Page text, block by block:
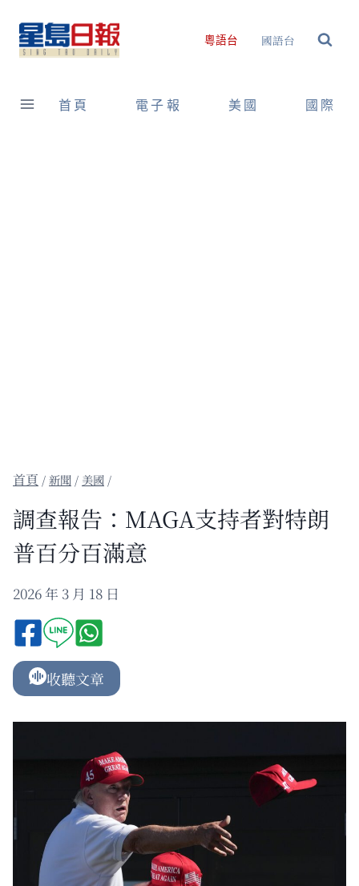
content
粵語台 國語台
首頁 電子報 美國 國際
/新聞 / 美國 /
調查報告：MAGA支持者對特朗
普百分百滿意
2026 年 3 月 18 日
收聽文章